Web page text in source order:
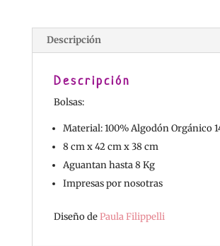
Descripción
Descripción
Bolsas:
Material: 100% Algodón Orgánico
8 cm x 42 cm x 38 cm
Aguantan hasta 8 Kg
Impresas por nosotras
Diseño dePaula Filippelli